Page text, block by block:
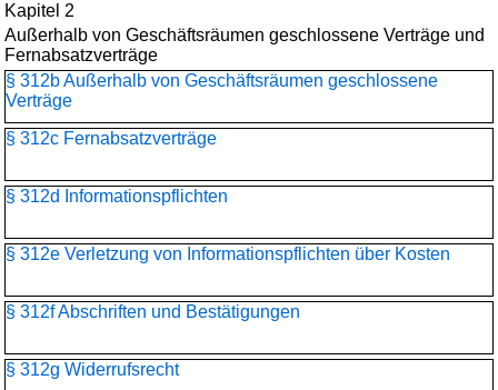
Kapitel 2
Außerhalb von Geschäftsräumen geschlossene Verträge und
Fernabsatzverträge
§ 312b Außerhalb von Geschäftsräumen geschlossene
Verträge
§ 312c Fernabsatzverträge
§ 312d Informationspflichten
§ 312e Verletzung von Informationspflichten über Kosten
§ 312f Abschriften und Bestätigungen
§ 312g Widerrufsrecht